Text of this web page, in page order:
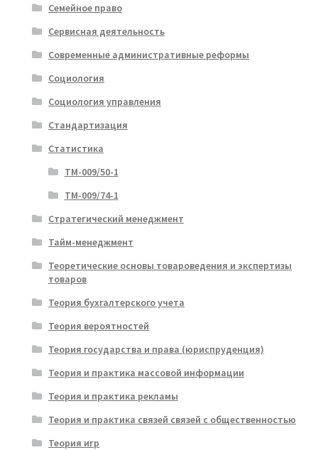
Семейное право
Сервисная деятельность
Современные административные реформы
Социология
Социология управления
Стандартизация
Статистика
ТМ-009/50-1
ТМ-009/74-1
Стратегический менеджмент
Тайм-менеджмент
Теоретические основы товароведения и экспертизы
товаров
Теория бухгалтерского учета
Теория вероятностей
Теория государства и права (юриспруденция)
Теория и практика массовой информации
Теория и практика рекламы
Теория и практика связей связей с общественностью
Теория игр